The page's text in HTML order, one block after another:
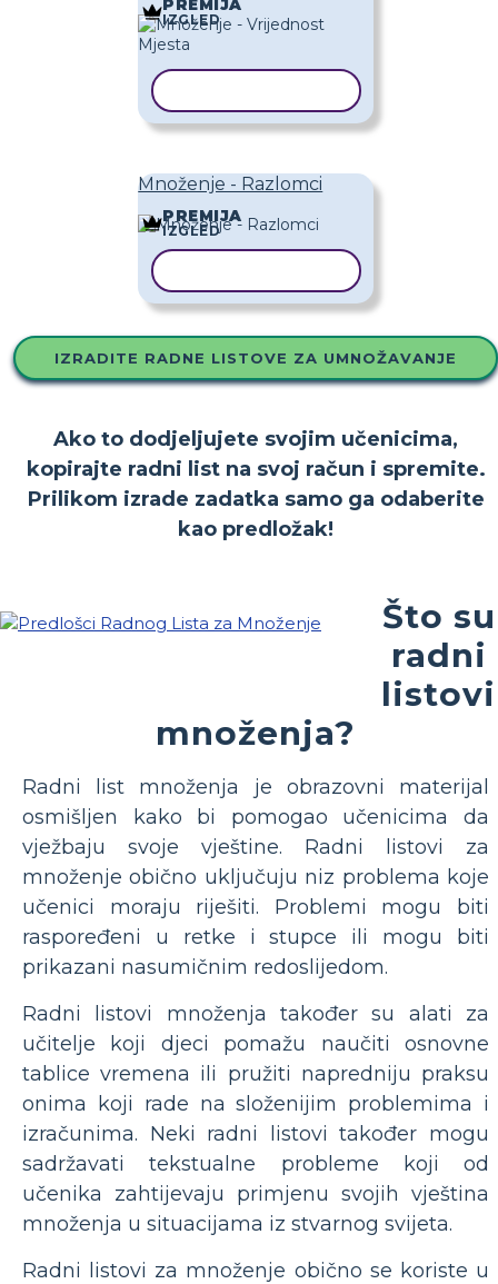
PREMIJA
IZGLED
Množenje - Razlomci
PREMIJA
IZGLED
IZRADITE RADNE LISTOVE ZA UMNOŽAVANJE
Ako to dodjeljujete svojim učenicima,
kopirajte radni list na svoj račun i spremite.
Prilikom izrade zadatka samo ga odaberite
kao predložak!
Što su
radni
listovi
množenja?
Radni list množenja je obrazovni materijal
osmišljen kako bi pomogao učenicima da
vježbaju svoje vještine. Radni listovi za
množenje obično uključuju niz problema koje
učenici moraju riješiti. Problemi mogu biti
raspoređeni u retke i stupce ili mogu biti
prikazani nasumičnim redoslijedom.
Radni listovi množenja također su alati za
učitelje koji djeci pomažu naučiti osnovne
tablice vremena ili pružiti napredniju praksu
onima koji rade na složenijim problemima i
izračunima. Neki radni listovi također mogu
sadržavati tekstualne probleme koji od
učenika zahtijevaju primjenu svojih vještina
množenja u situacijama iz stvarnog svijeta.
Radni listovi za množenje obično se koriste u